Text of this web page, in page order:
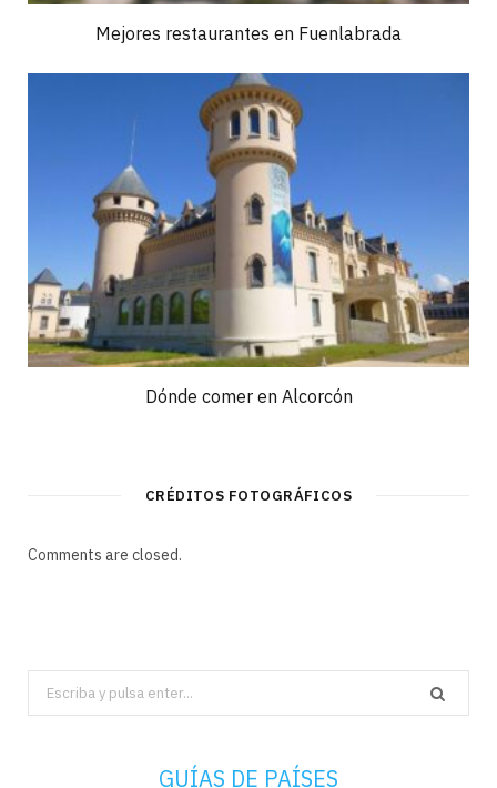
Mejores restaurantes en Fuenlabrada
Dónde comer en Alcorcón
CRÉDITOS FOTOGRÁFICOS
Comments are closed.
Search
for:
GUÍAS DE PAÍSES